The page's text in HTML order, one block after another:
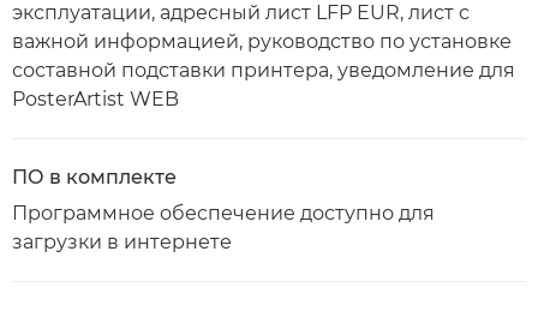
эксплуатации, адресный лист LFP EUR, лист с
важной информацией, руководство по установке
составной подставки принтера, уведомление для
PosterArtist WEB
ПО в комплекте
Программное обеспечение доступно для
загрузки в интернете